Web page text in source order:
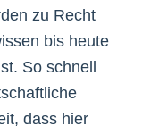
zu Recht
bis heute
So schnell
dass hier